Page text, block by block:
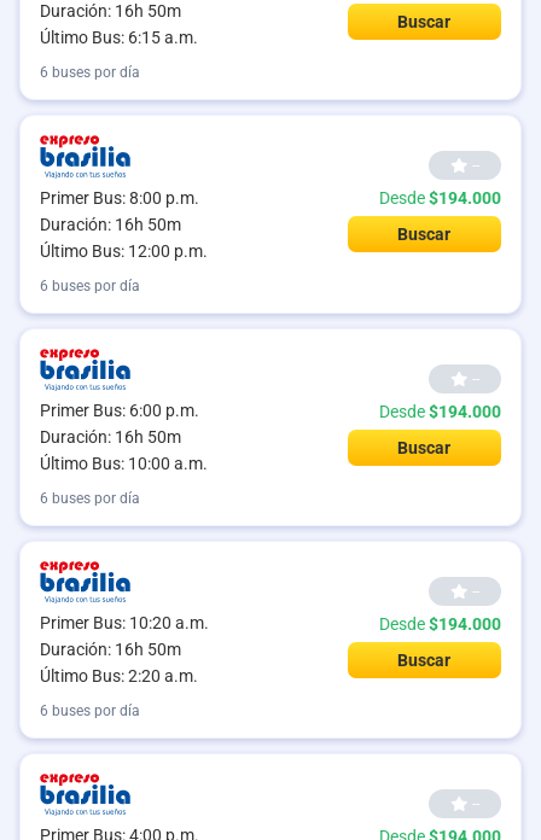
Duración: 16h 50m
Último Bus: 6:15 a.m.
Buscar
6 buses por día
Primer Bus: 8:00 p.m.
Duración: 16h 50m
Último Bus: 12:00 p.m.
--
Desde$194.000
Buscar
6 buses por día
Primer Bus: 6:00 p.m.
Duración: 16h 50m
Último Bus: 10:00 a.m.
--
Desde$194.000
Buscar
6 buses por día
Primer Bus: 10:20 a.m.
Duración: 16h 50m
Último Bus: 2:20 a.m.
--
Desde$194.000
Buscar
6 buses por día
Primer Bus: 4:00 p.m.
--